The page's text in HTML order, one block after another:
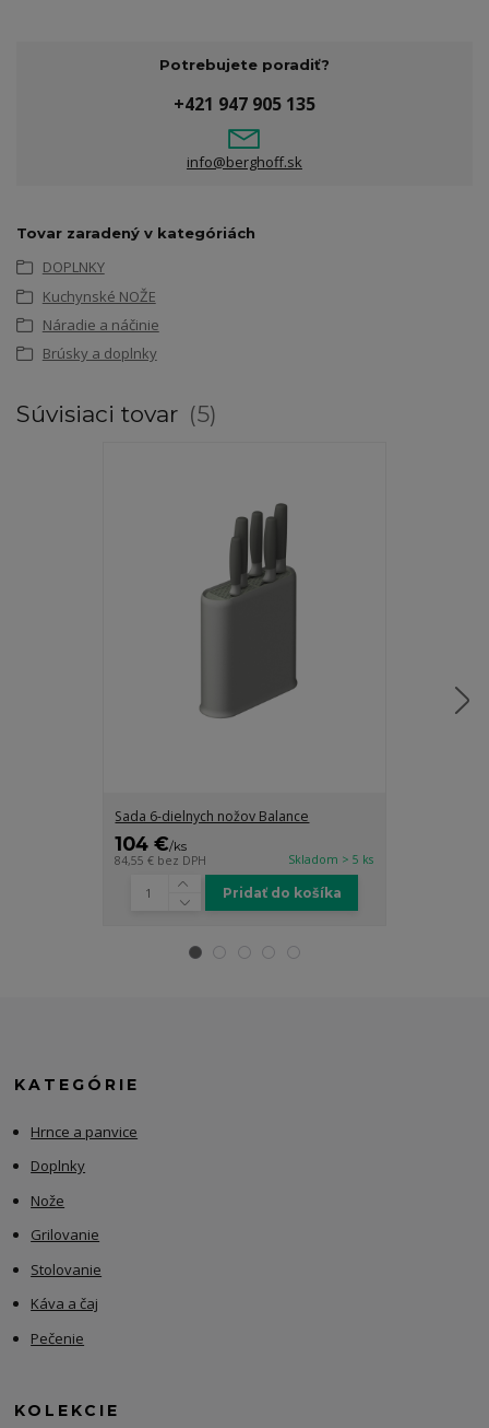
Potrebujete poradiť?
+421 947 905 135
info@berghoff.sk
Tovar zaradený v kategóriách
DOPLNKY
Kuchynské NOŽE
Náradie a náčinie
Brúsky a doplnky
Súvisiaci tovar 5
Sada 6-dielnych nožov Balance
104 €/ks
84,55 € bez DPH Skladom > 5 ks
Pridať do košíka
KATEGÓRIE
Hrnce a panvice
Doplnky
Nože
Grilovanie
Stolovanie
Káva a čaj
Pečenie
KOLEKCIE